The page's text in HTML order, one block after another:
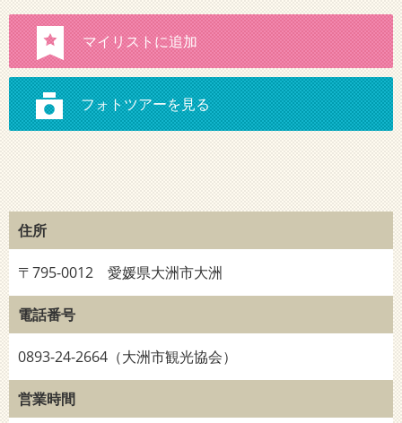
住所
〒795-0012 愛媛県大洲市大洲
電話番号
0893-24-2664（大洲市観光協会）
営業時間